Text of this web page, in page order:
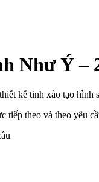
Như Ý –
kế tinh xảo tạo hình
tiếp theo và theo yêu